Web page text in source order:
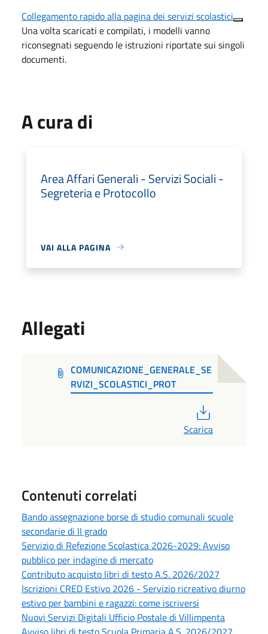
Collegamento rapido alla pagina dei servizi scolastici
Una volta scaricati e compilati, i modelli vanno
riconsegnati seguendo le istruzioni riportate sui singoli
documenti.
A cura di
Area Affari Generali - Servizi Sociali -
Segreteria e Protocollo
VAI ALLA PAGINA
Allegati
COMUNICAZIONE_GENERALE_SE
RVIZI_SCOLASTICI_PROT
Scarica
Contenuti correlati
Bando assegnazione borse di studio comunali scuole
secondarie di II grado
Servizio di Refezione Scolastica 2026-2029: Avviso
pubblico per indagine di mercato
Contributo acquisto libri di testo A.S. 2026/2027
Iscrizioni CRED Estivo 2026 - Servizio ricreativo diurno
estivo per bambini e ragazzi: come iscriversi
Nuovi Servizi Digitali Ufficio Postale di Villimpenta